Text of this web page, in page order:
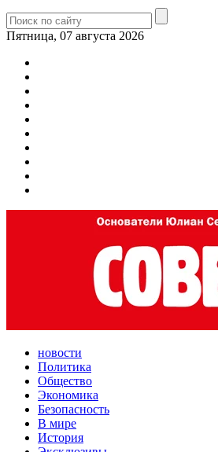
Пятница, 07 августа 2026
новости
Политика
Общество
Экономика
Безопасность
В мире
История